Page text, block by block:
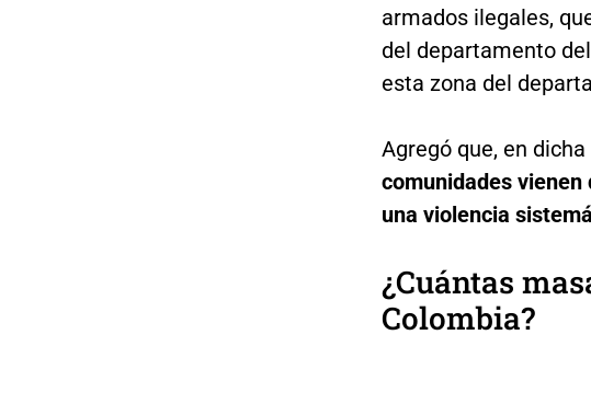
armados ilegales,
del departamento
esta zona del
Agregó que, en dicha
comunidades
una violencia
¿Cuántas
Colombia?